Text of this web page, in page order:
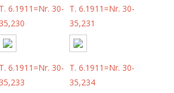
T. 6.1911=Nr. 30-
35,230
T. 6.1911=Nr. 30-
35,231
T. 6.1911=Nr. 30-
35,233
T. 6.1911=Nr. 30-
35,234